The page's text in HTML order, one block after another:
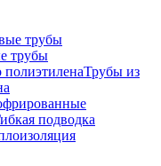
трубы
Трубы из
подводка